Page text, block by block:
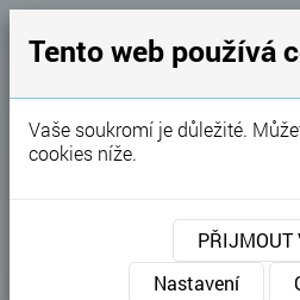
Karel
Garážová vrata,
Tento web používá
Vaše soukromí je důležité.
cookies níže.
PŘIJMOUT
Nastavení